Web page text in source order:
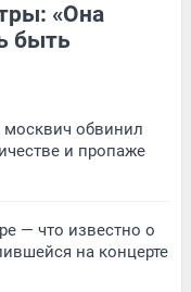
«Она
быть
москвич обвинил
и пропаже
— что известно о
на концерте